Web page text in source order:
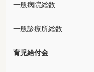
一般病院総数
一般診療所総数
育児給付金